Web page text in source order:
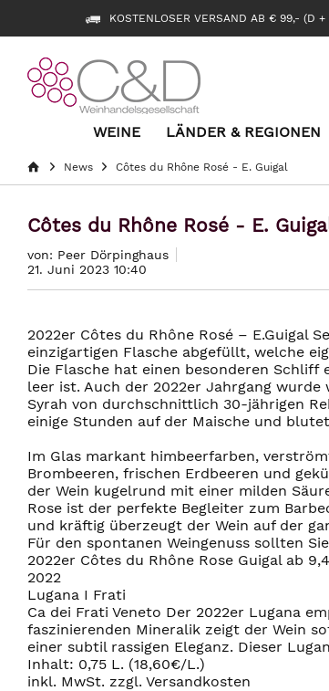
KOSTENLOSER VERSAND AB € 99,- (D +
WEINE LÄNDER & REGIONEN
News Côtes du Rhône Rosé - E. Guigal
Côtes du Rhône Rosé - E.
von: Peer Dörpinghaus
21. Juni 2023 10:40
2022er Côtes du Rhône Rosé – E.Guigal
einzigartigen Flasche abgefüllt, welche
Die Flasche hat einen besonderen
leer ist. Auch der 2022er Jahrgang wurde
Syrah von durchschnittlich 30-jährigen
einige Stunden auf der Maische und
Im Glas markant himbeerfarben,
Brombeeren, frischen Erdbeeren und
der Wein kugelrund mit einer milden
Rose ist der perfekte Begleiter zum
und kräftig überzeugt der Wein auf der
Für den spontanen Weingenuss sollten
2022er Côtes du Rhône Rose Guigal ab
2022
Lugana I Frati
Ca dei Frati Veneto Der 2022er Lugana
faszinierenden Mineralik zeigt der Wein
einer subtil rassigen Eleganz. Dieser
Inhalt: 0,75 L. (18,60€/L.)
inkl. MwSt. zzgl. Versandkosten